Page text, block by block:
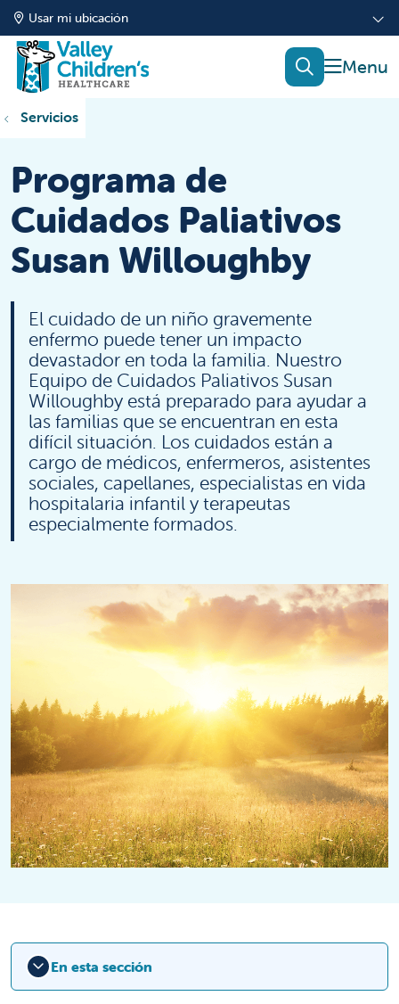
Usar mi ubicación
mostrar
buscar
Servicios
Programa de
Cuidados Paliativos
Susan Willoughby
El cuidado de un niño gravemente
enfermo puede tener un impacto
devastador en toda la familia. Nuestro
Equipo de Cuidados Paliativos Susan
Willoughby está preparado para ayudar a
las familias que se encuentran en esta
difícil situación. Los cuidados están a
cargo de médicos, enfermeros, asistentes
sociales, capellanes, especialistas en vida
hospitalaria infantil y terapeutas
especialmente formados.
En esta sección